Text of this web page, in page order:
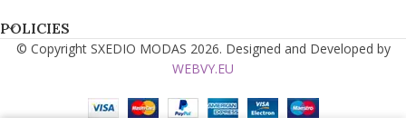
POLICIES
© Copyright SXEDIO MODAS 2026. Designed and Developed by
WEBVY.EU